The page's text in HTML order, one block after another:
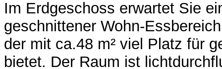
Im Erdgeschoss erwartet Sie
geschnittener Wohn-
der mit ca.48 m² viel Platz für
bietet. Der Raum ist